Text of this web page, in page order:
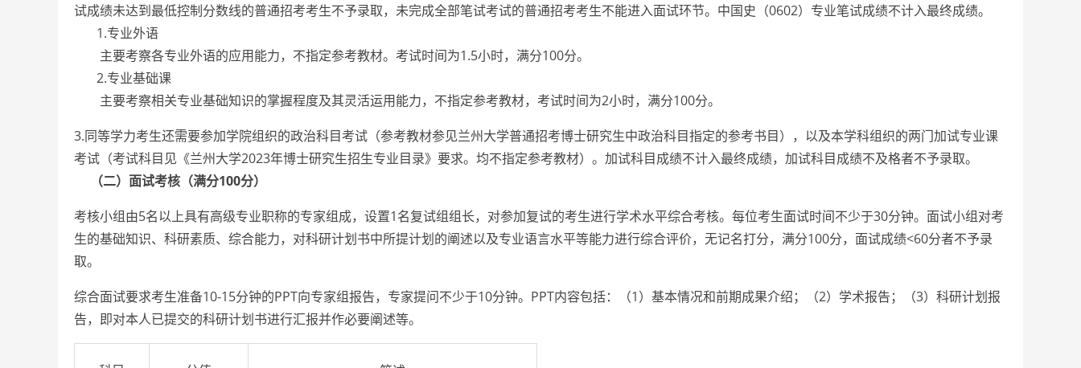
试成绩未达到最低控制分数线的普通招考考生不予录取，未完成全部笔试考试的普通招考考生不能进入面试环节。中国史（0602）专业笔试成绩不计入最终成绩。
1.专业外语
主要考察各专业外语的应用能力，不指定参考教材。考试时间为1.5小时，满分100分。
2.专业基础课
主要考察相关专业基础知识的掌握程度及其灵活运用能力，不指定参考教材，考试时间为2小时，满分100分。
3.同等学力考生还需要参加学院组织的政治科目考试（参考教材参见兰州大学普通招考博士研究生中政治科目指定的参考书目），以及本学科组织的两门加试专业课
考试（考试科目见《兰州大学2023年博士研究生招生专业目录》要求。均不指定参考教材）。加试科目成绩不计入最终成绩，加试科目成绩不及格者不予录取。
（二）面试考核（满分100分）
考核小组由5名以上具有高级专业职称的专家组成，设置1名复试组组长，对参加复试的考生进行学术水平综合考核。每位考生面试时间不少于30分钟。面试小组对考
生的基础知识、科研素质、综合能力，对科研计划书中所提计划的阐述以及专业语言水平等能力进行综合评价，无记名打分，满分100分，面试成绩<60分者不予录
取。
综合面试要求考生准备10-15分钟的PPT向专家组报告，专家提问不少于10分钟。PPT内容包括：（1）基本情况和前期成果介绍；（2）学术报告；（3）科研计划报
告，即对本人已提交的科研计划书进行汇报并作必要阐述等。